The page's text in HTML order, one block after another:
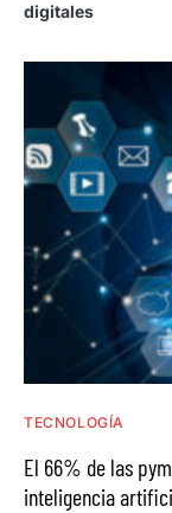
digitales
TECNOLOGÍA
El 66% de las
inteligencia